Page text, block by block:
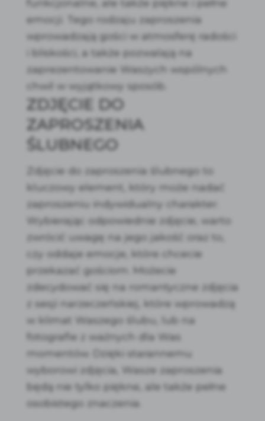
funkcjonalne, ale także piękne i pełne
emocji. Tego rodzaju zaproszenia
wprowadzają gości w atmosferę radości
i bliskości, a także pozwalają na
zaprezentowanie Waszych wspólnych
chwil w wyjątkowy sposób.
ZDJĘCIE DO
ZAPROSZENIA
ŚLUBNEGO
Zdjęcie do zaproszenia ślubnego to
kluczowy element, który może nadać
zaproszeniu indywidualny charakter.
Wybierając odpowiednie zdjęcie, warto
zwrócić uwagę na jego jakość oraz to,
czy oddaje emocje, które chcecie
przekazać gościom. Możecie
zdecydować się na romantyczne zdjęcia
z sesji narzeczeńskiej, które wprowadzą
w klimat Waszego ślubu, lub na
fotografie z ważnych dla Was
momentów. Dzięki starannemu
wyborowi zdjęcia, Wasze zaproszenia
będą nie tylko piękne, ale także pełne
osobistego znaczenia.